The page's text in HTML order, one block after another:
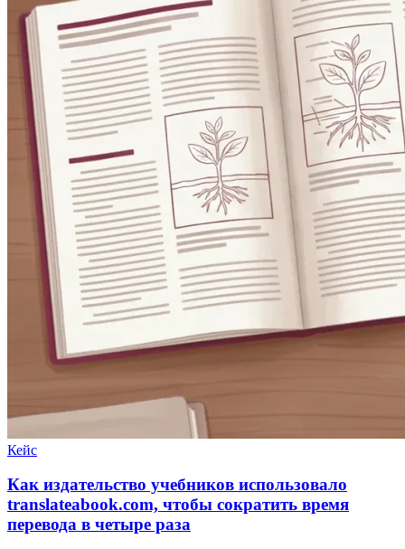
Кейс
Как издательство учебников использовало
translateabook.com, чтобы сократить время
перевода в четыре раза